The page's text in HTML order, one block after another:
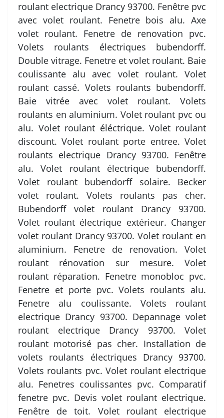
roulant electrique Drancy 93700. Fenêtre pvc
avec volet roulant. Fenetre bois alu. Axe
volet roulant. Fenetre de renovation pvc.
Volets roulants électriques bubendorff.
Double vitrage. Fenetre et volet roulant. Baie
coulissante alu avec volet roulant. Volet
roulant cassé. Volets roulants bubendorff.
Baie vitrée avec volet roulant. Volets
roulants en aluminium. Volet roulant pvc ou
alu. Volet roulant éléctrique. Volet roulant
discount. Volet roulant porte entree. Volet
roulants electrique Drancy 93700. Fenêtre
alu. Volet roulant électrique bubendorff.
Volet roulant bubendorff solaire. Becker
volet roulant. Volets roulants pas cher.
Bubendorff volet roulant Drancy 93700.
Volet roulant électrique extérieur. Changer
volet roulant Drancy 93700. Volet roulant en
aluminium. Fenetre de renovation. Volet
roulant rénovation sur mesure. Volet
roulant réparation. Fenetre monobloc pvc.
Fenetre et porte pvc. Volets roulants alu.
Fenetre alu coulissante. Volets roulant
electrique Drancy 93700. Depannage volet
roulant electrique Drancy 93700. Volet
roulant motorisé pas cher. Installation de
volets roulants électriques Drancy 93700.
Volets roulants pvc. Volet roulant electrique
alu. Fenetres coulissantes pvc. Comparatif
fenetre pvc. Devis volet roulant electrique.
Fenêtre de toit. Volet roulant electrique